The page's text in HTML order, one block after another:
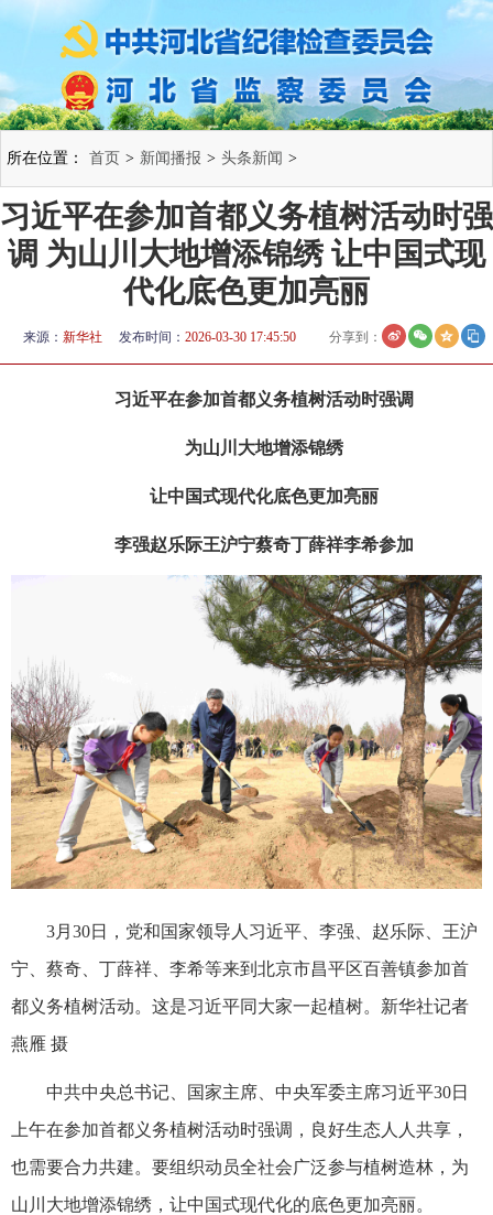
所在位置： 首页 > 新闻播报 > 头条新闻 >
习近平在参加首都义务植树活动时强
调 为山川大地增添锦绣 让中国式现
代化底色更加亮丽
来源： 新华社 发布时间： 2026-03-30 17:45:50 分享到：
习近平在参加首都义务植树活动时强调
为山川大地增添锦绣
让中国式现代化底色更加亮丽
李强赵乐际王沪宁蔡奇丁薛祥李希参加
3月30日，党和国家领导人习近平、李强、赵乐际、王沪
宁、蔡奇、丁薛祥、李希等来到北京市昌平区百善镇参加首
都义务植树活动。这是习近平同大家一起植树。新华社记者
燕雁 摄
中共中央总书记、国家主席、中央军委主席习近平30日
上午在参加首都义务植树活动时强调，良好生态人人共享，
也需要合力共建。要组织动员全社会广泛参与植树造林，为
山川大地增添锦绣，让中国式现代化的底色更加亮丽。